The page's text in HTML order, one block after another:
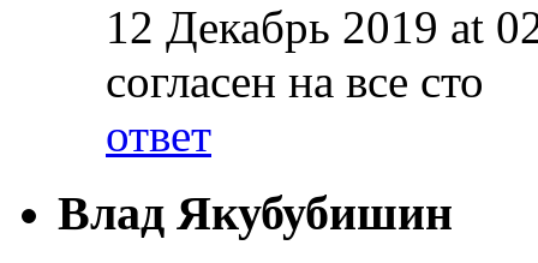
12 Декабрь 2019 at
согласен на все сто
ответ
Влад Якубубишин